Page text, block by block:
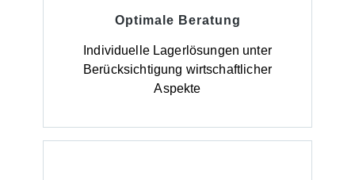
Optimale Beratung
Individuelle Lagerlösungen unter
Berücksichtigung wirtschaftlicher
Aspekte